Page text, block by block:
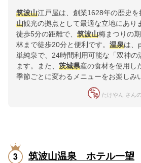
筑波山江戸屋は、創業1628年の歴史を
山観光の拠点として最適な立地にあり
徒歩5分の距離で、 筑波山梅まつりの
林まで徒歩20分と便利です。 温泉は、
単純泉で、24時間利用可能な「双神の
ます。また、 茨城県産の食材を使用し
季節ごとに変わるメニューをお楽しみ
たけやん さん
筑波山温泉 ホテル一望